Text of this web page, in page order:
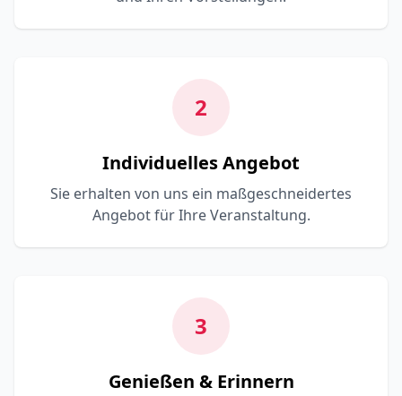
2
Individuelles Angebot
Sie erhalten von uns ein maßgeschneidertes
Angebot für Ihre Veranstaltung.
3
Genießen & Erinnern